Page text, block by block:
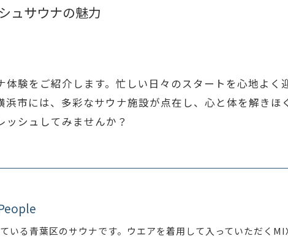
ュサウナの魅力
験をご紹介します。忙しい日々のスタートを心地よく
市には、多彩なサウナ施設が点在し、心と体を解きほ
シュしてみませんか？
いる青葉区のサウナです。ウエアを着用して入っていただく